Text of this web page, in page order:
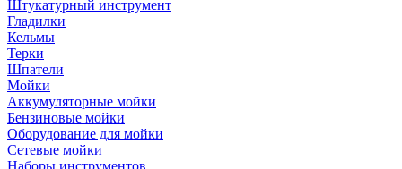
Штукатурный инструмент
Гладилки
Кельмы
Терки
Шпатели
Мойки
Аккумуляторные мойки
Бензиновые мойки
Оборудование для мойки
Сетевые мойки
Наборы инструментов